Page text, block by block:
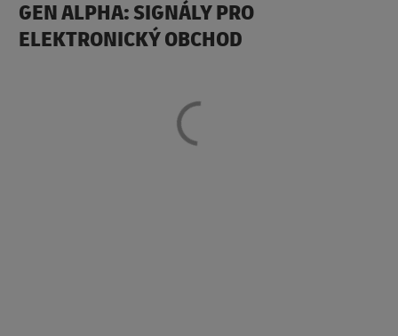
GEN ALPHA: SIGNÁLY PRO
ELEKTRONICKÝ OBCHOD